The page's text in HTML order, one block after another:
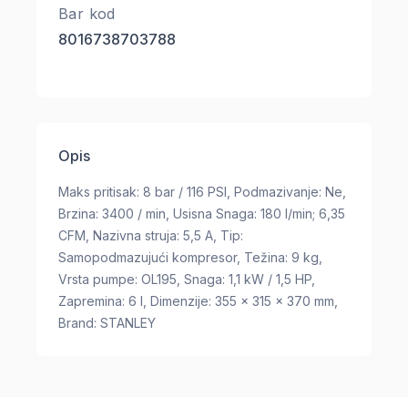
Bar kod
8016738703788
Opis
Maks pritisak: 8 bar / 116 PSI, Podmazivanje: Ne,
Brzina: 3400 / min, Usisna Snaga: 180 l/min; 6,35
CFM, Nazivna struja: 5,5 A, Tip:
Samopodmazujući kompresor, Težina: 9 kg,
Vrsta pumpe: OL195, Snaga: 1,1 kW / 1,5 HP,
Zapremina: 6 l, Dimenzije: 355 x 315 x 370 mm,
Brand: STANLEY